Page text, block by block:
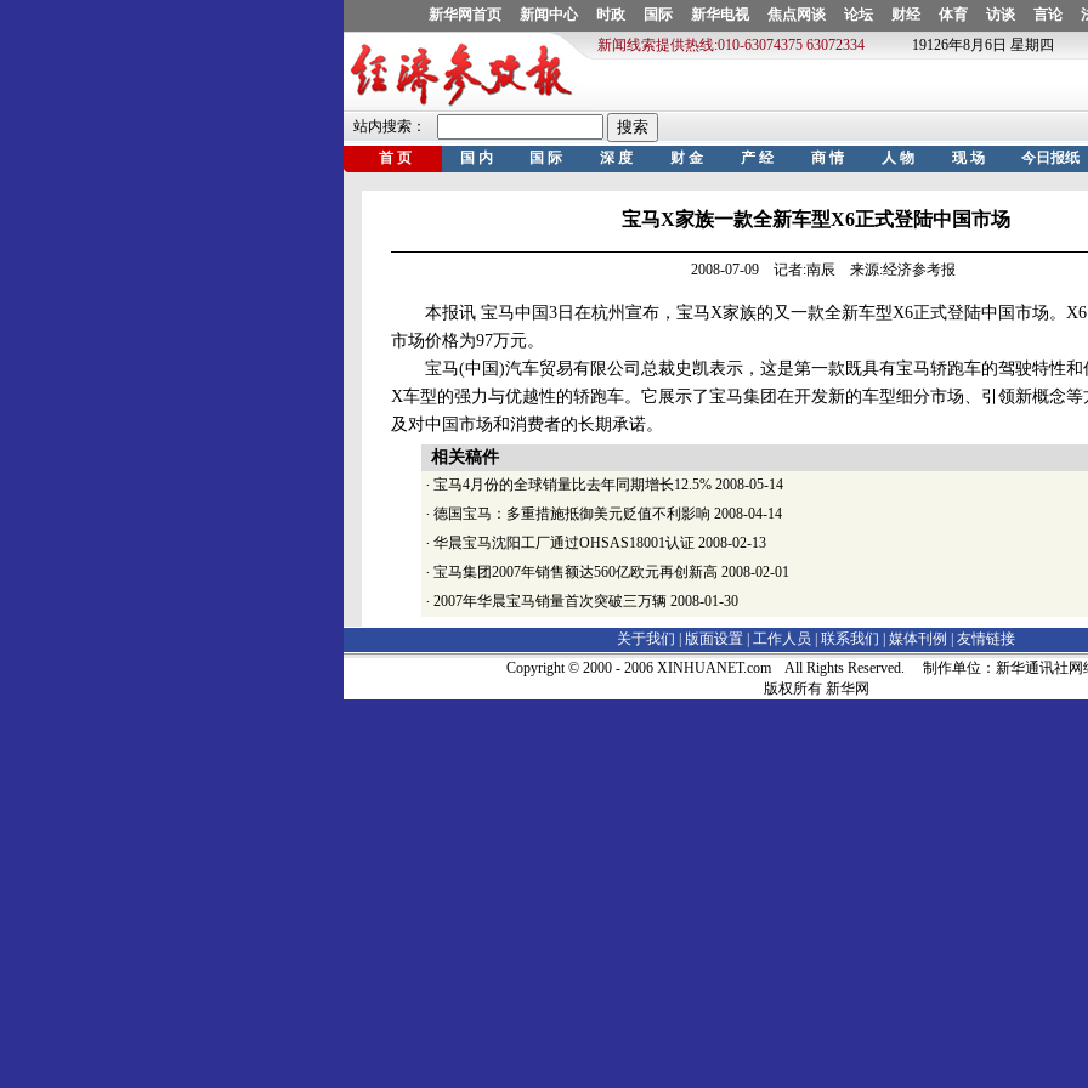
宝马X家族一款全新车型X6正式登陆中国市场
2008-07-09 记者:南辰 来源:经济参考报
本报讯 宝马中国3日在杭州宣布，宝马X家族的又一款全新车型X6正式登陆中国市场。X6
市场价格为97万元。
宝马(中国)汽车贸易有限公司总裁史凯表示，这是第一款既具有宝马轿跑车的驾驶特性和
X车型的强力与优越性的轿跑车。它展示了宝马集团在开发新的车型细分市场、引领新概念
及对中国市场和消费者的长期承诺。
相关稿件
· 宝马4月份的全球销量比去年同期增长12.5% 2008-05-14
· 德国宝马：多重措施抵御美元贬值不利影响 2008-04-14
· 华晨宝马沈阳工厂通过OHSAS18001认证 2008-02-13
· 宝马集团2007年销售额达560亿欧元再创新高 2008-02-01
· 2007年华晨宝马销量首次突破三万辆 2008-01-30
关于我们 | 版面设置 工作人员 联系我们 媒体刊例
友情链接
Copyright © 2000 - 2006 XINHUANET.com All Rights Reserved. 制作单位：新华通讯社网
版权所有 新华网